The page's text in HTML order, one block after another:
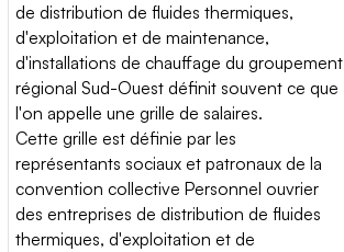
de distribution de fluides thermiques,
d'exploitation et de maintenance,
d'installations de chauffage du groupement
régional Sud-Ouest définit souvent ce que
l'on appelle une grille de salaires.
Cette grille est définie par les
représentants sociaux et patronaux de la
convention collective Personnel ouvrier
des entreprises de distribution de fluides
thermiques, d'exploitation et de